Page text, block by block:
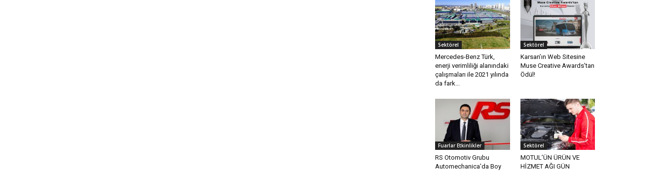
Sektörel
Mercedes-Benz Türk,
enerji verimliliği alanındaki
çalışmaları ile 2021 yılında
da fark...
Sektörel
Karsan’ın Web Sitesine
Muse Creative Awards’tan
Ödül!
Fuarlar Etkinlikler
RS Otomotiv Grubu
Automechanica’da Boy
Sektörel
MOTUL’ÜN ÜRÜN VE
HİZMET AĞI GÜN